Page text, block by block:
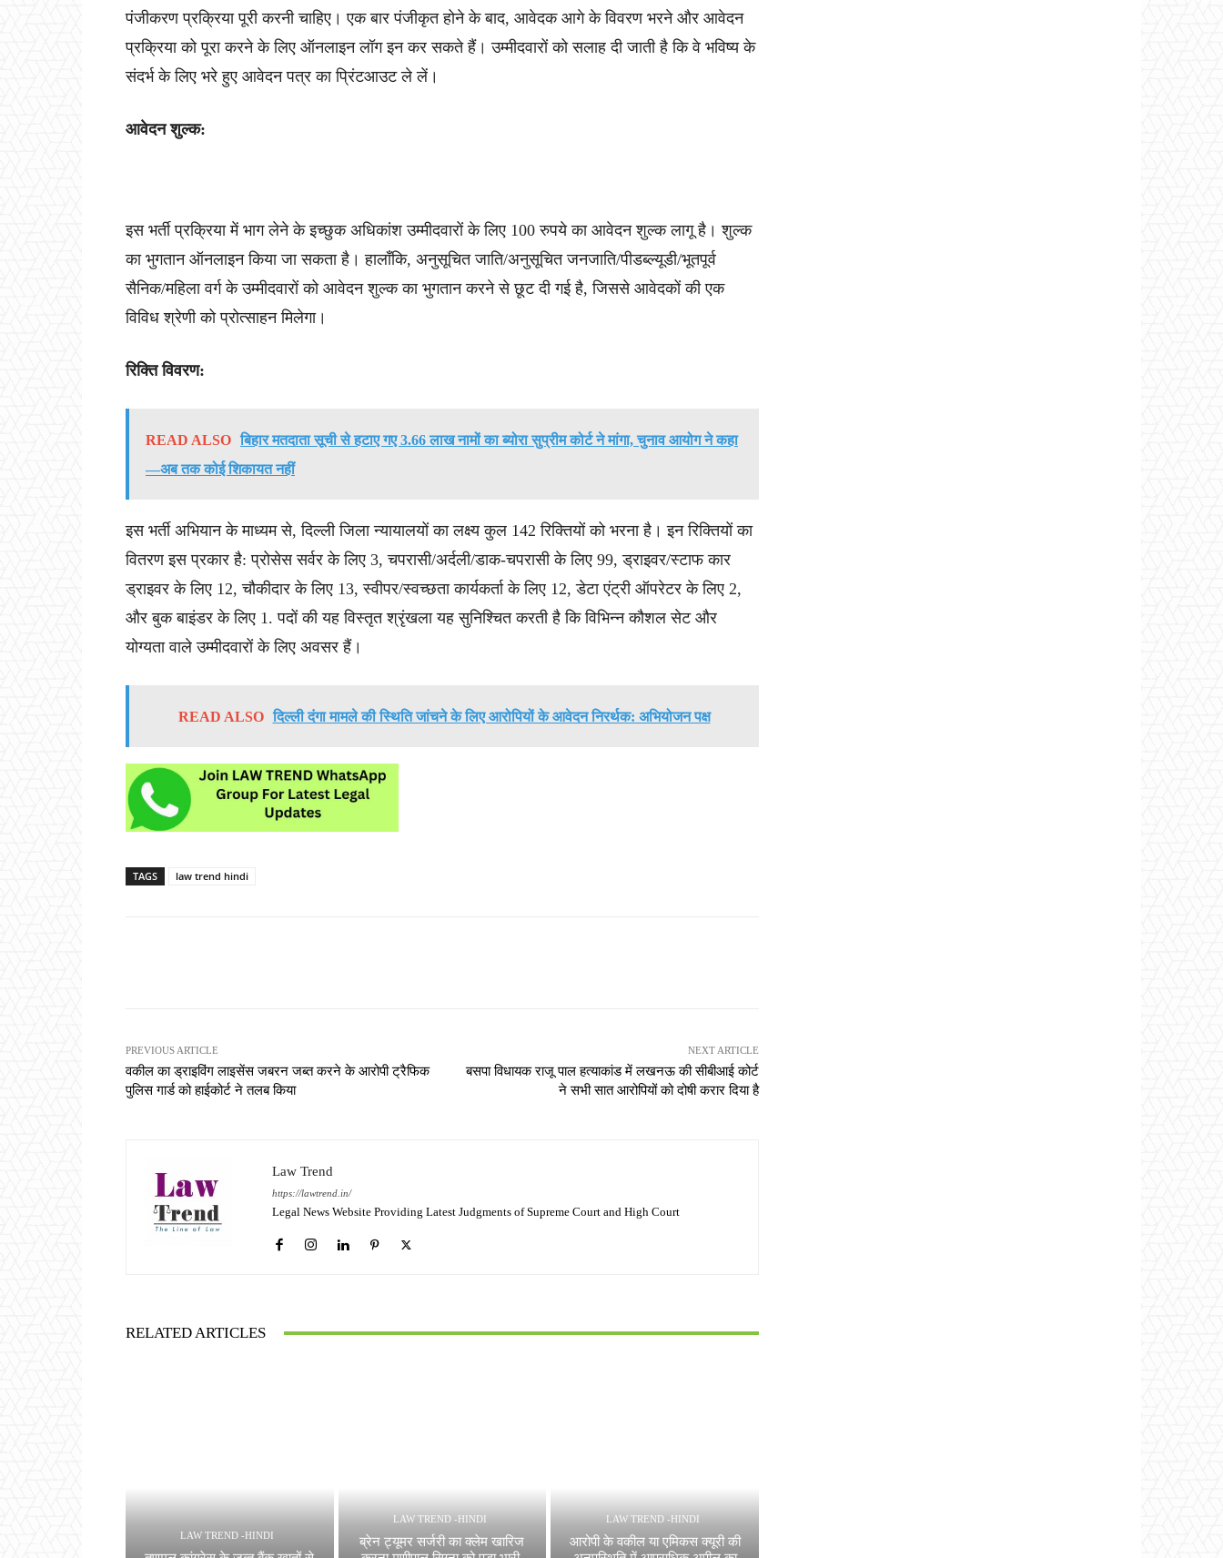
पंजीकरण प्रक्रिया पूरी करनी चाहिए। एक बार पंजीकृत होने के बाद, आवेदक आगे के विवरण भरने और आवेदन
प्रक्रिया को पूरा करने के लिए ऑनलाइन लॉग इन कर सकते हैं। उम्मीदवारों को सलाह दी जाती है कि वे भविष्य के
संदर्भ के लिए भरे हुए आवेदन पत्र का प्रिंटआउट ले लें।
आवेदन शुल्क:
इस भर्ती प्रक्रिया में भाग लेने के इच्छुक अधिकांश उम्मीदवारों के लिए 100 रुपये का आवेदन शुल्क लागू है। शुल्क
का भुगतान ऑनलाइन किया जा सकता है। हालाँकि, अनुसूचित जाति/अनुसूचित जनजाति/पीडब्ल्यूडी/भूतपूर्व
सैनिक/महिला वर्ग के उम्मीदवारों को आवेदन शुल्क का भुगतान करने से छूट दी गई है, जिससे आवेदकों की एक
विविध श्रेणी को प्रोत्साहन मिलेगा।
रिक्ति विवरण:
READ ALSO बिहार मतदाता सूची से हटाए गए 3.66 लाख नामों का ब्योरा सुप्रीम कोर्ट ने मांगा, चुनाव आयोग ने कहा
—अब तक कोई शिकायत नहीं
इस भर्ती अभियान के माध्यम से, दिल्ली जिला न्यायालयों का लक्ष्य कुल 142 रिक्तियों को भरना है। इन रिक्तियों का
वितरण इस प्रकार है: प्रोसेस सर्वर के लिए 3, चपरासी/अर्दली/डाक-चपरासी के लिए 99, ड्राइवर/स्टाफ कार
ड्राइवर के लिए 12, चौकीदार के लिए 13, स्वीपर/स्वच्छता कार्यकर्ता के लिए 12, डेटा एंट्री ऑपरेटर के लिए 2,
और बुक बाइंडर के लिए 1. पदों की यह विस्तृत श्रृंखला यह सुनिश्चित करती है कि विभिन्न कौशल सेट और
योग्यता वाले उम्मीदवारों के लिए अवसर हैं।
READ ALSO दिल्ली दंगा मामले की स्थिति जांचने के लिए आरोपियों के आवेदन निरर्थक: अभियोजन पक्ष
TAGS law trend hindi
PREVIOUS ARTICLE
वकील का ड्राइविंग लाइसेंस जबरन जब्त करने के आरोपी ट्रैफिक
पुलिस गार्ड को हाईकोर्ट ने तलब किया
NEXT ARTICLE
बसपा विधायक राजू पाल हत्याकांड में लखनऊ की सीबीआई कोर्ट
ने सभी सात आरोपियों को दोषी करार दिया है
Law Trend
https://lawtrend.in/
Legal News Website Providing Latest Judgments of Supreme Court and High Court
RELATED ARTICLES
LAW TREND -HINDI
LAW TREND -HINDI
ब्रेन ट्यूमर सर्जरी का क्लेम खारिज
LAW TREND -HINDI
आरोपी के वकील या एमिकस क्यूरी की